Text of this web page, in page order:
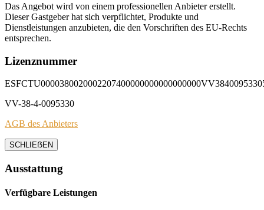
Das Angebot wird von einem professionellen Anbieter erstellt.
Dieser Gastgeber hat sich verpflichtet, Produkte und
Dienstleistungen anzubieten, die den Vorschriften des EU-Rechts
entsprechen.
Lizenznummer
VV-38-4-0095330
AGB des Anbieters
SCHLIEẞEN
Ausstattung
Verfügbare Leistungen